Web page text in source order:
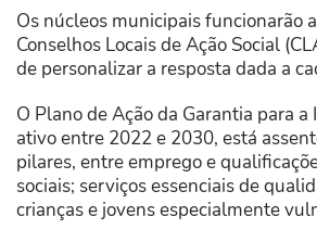
Os núcleos municipais funcionarão
Conselhos Locais de Ação Social
de personalizar a resposta dada a
O Plano de Ação da Garantia para a
ativo entre 2022 e 2030, está
pilares, entre emprego e
sociais; serviços essenciais de
crianças e jovens especialmente